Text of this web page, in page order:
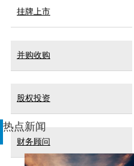
挂牌上市
并购收购
股权投资
财务顾问
热点新闻